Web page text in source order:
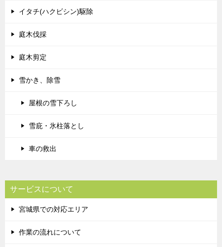
イタチ(ハクビシン)駆除
庭木伐採
庭木剪定
雪かき、除雪
屋根の雪下ろし
雪庇・氷柱落とし
車の救出
サービスについて
宮城県での対応エリア
作業の流れについて